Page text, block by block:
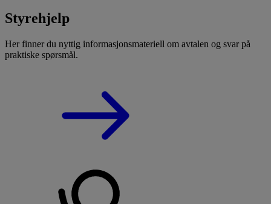
Styrehjelp
Her finner du nyttig informasjonsmateriell om avtalen og svar på
praktiske spørsmål.